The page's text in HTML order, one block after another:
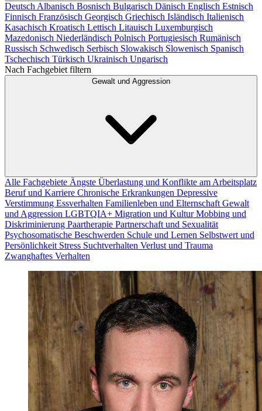
Deutsch Albanisch Bosnisch Bulgarisch Dänisch Englisch Estnisch
Finnisch Französisch Georgisch Griechisch Isländisch Italienisch
Kasachisch Kroatisch Lettisch Litauisch Luxemburgisch
Mazedonisch Niederländisch Polnisch Portugiesisch Rumänisch
Russisch Schwedisch Serbisch Slowakisch Slowenisch Spanisch
Tschechisch Türkisch Ukrainisch Ungarisch
Nach Fachgebiet filtern
Gewalt und Aggression
Alle Fachgebiete Ängste Überlastung und Konflikte am Arbeitsplatz
Beruf und Karriere Chronische Erkrankungen Depressive
Verstimmung Essverhalten Familienleben und Elternschaft Gewalt
und Aggression LGBTQIA+ Migration und KulturMobbing und
Diskriminierung Paartherapie Partnerschaft und Sexualität
Psychosomatische Beschwerden Schule und Lernen Selbstwert und
Persönlichkeit Stress Suchtverhalten Verlust und Trauma
Zwanghaftes Verhalten